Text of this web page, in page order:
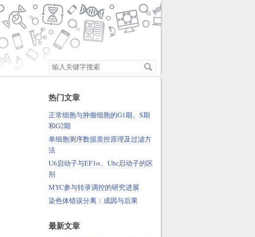
搜
索
字
热门文章
正常细胞与肿瘤细胞的G1期、S期
和G2期
单细胞测序数据质控原理及过滤方
法
U6启动子与EF1α、Ubc启动子的区
别
MYC参与转录调控的研究进展
染色体错误分离：成因与后果
最新文章